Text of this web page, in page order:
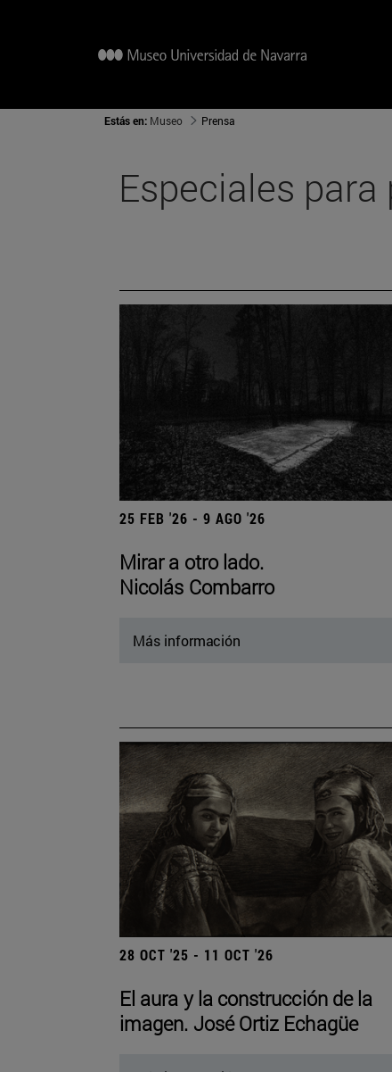
Estás en: Museo Prensa
Especiales para
25 FEB '26 - 9 AGO '26
Mirar a otro lado.
Nicolás Combarro
Más información
28 OCT '25 - 11 OCT '26
El aura y la construcción de la
imagen. José Ortiz Echagüe